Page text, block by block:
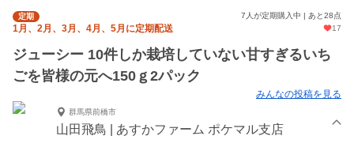
定期 7人が定期購入中 | あと28点
1月、2月、3月、4月、5月に定期配送 17
ジューシー 10件しか栽培していない甘すぎるいち
ごを皆様の元へ150ｇ2パック
みんなの投稿を見る
群馬県前橋市
山田飛鳥 | あすかファーム ポケマル支店